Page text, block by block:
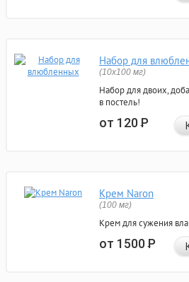
Набор для
(10х100 мг)
Набор для двоих,
в постель!
от 120Р
Крем Naron
(100 мг)
Крем для сужения
от 1500Р